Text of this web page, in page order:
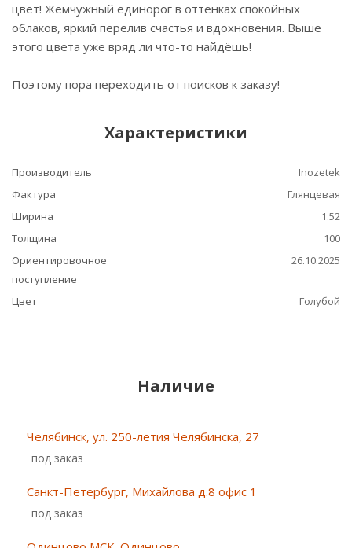
цвет! Жемчужный единорог в оттенках спокойных
облаков, яркий перелив счастья и вдохновения. Выше
этого цвета уже вряд ли что-то найдёшь!
Поэтому пора переходить от поисков к заказу!
Характеристики
Производитель
Inozetek
Фактура
Глянцевая
Ширина
1.52
Толщина
100
Ориентировочное
поступление
26.10.2025
Цвет Голубой
Наличие
Челябинск, ул. 250-летия Челябинска, 27
Под заказ
Санкт-Петербург, Михайлова д.8 офис 1
Под заказ